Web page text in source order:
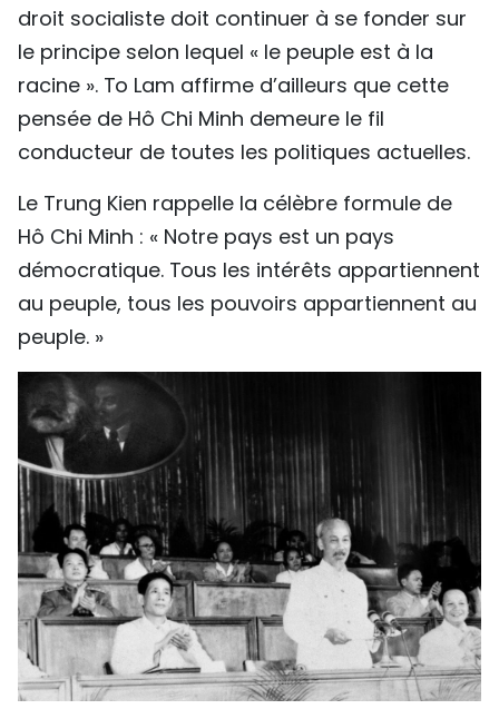
droit socialiste doit continuer à se fonder sur
le principe selon lequel « le peuple est à la
racine ». To Lam affirme d’ailleurs que cette
pensée de Hô Chi Minh demeure le fil
conducteur de toutes les politiques actuelles.
Le Trung Kien rappelle la célèbre formule de
Hô Chi Minh : « Notre pays est un pays
démocratique. Tous les intérêts appartiennent
au peuple, tous les pouvoirs appartiennent au
peuple. »